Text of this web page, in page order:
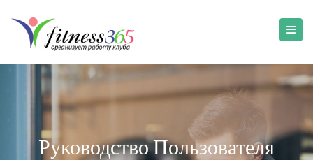
Руководство Пользователя